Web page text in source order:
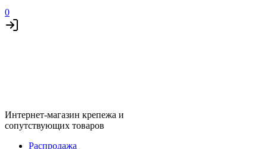
0
Интернет-магазин крепежа и
сопутствующих товаров
Распродажа